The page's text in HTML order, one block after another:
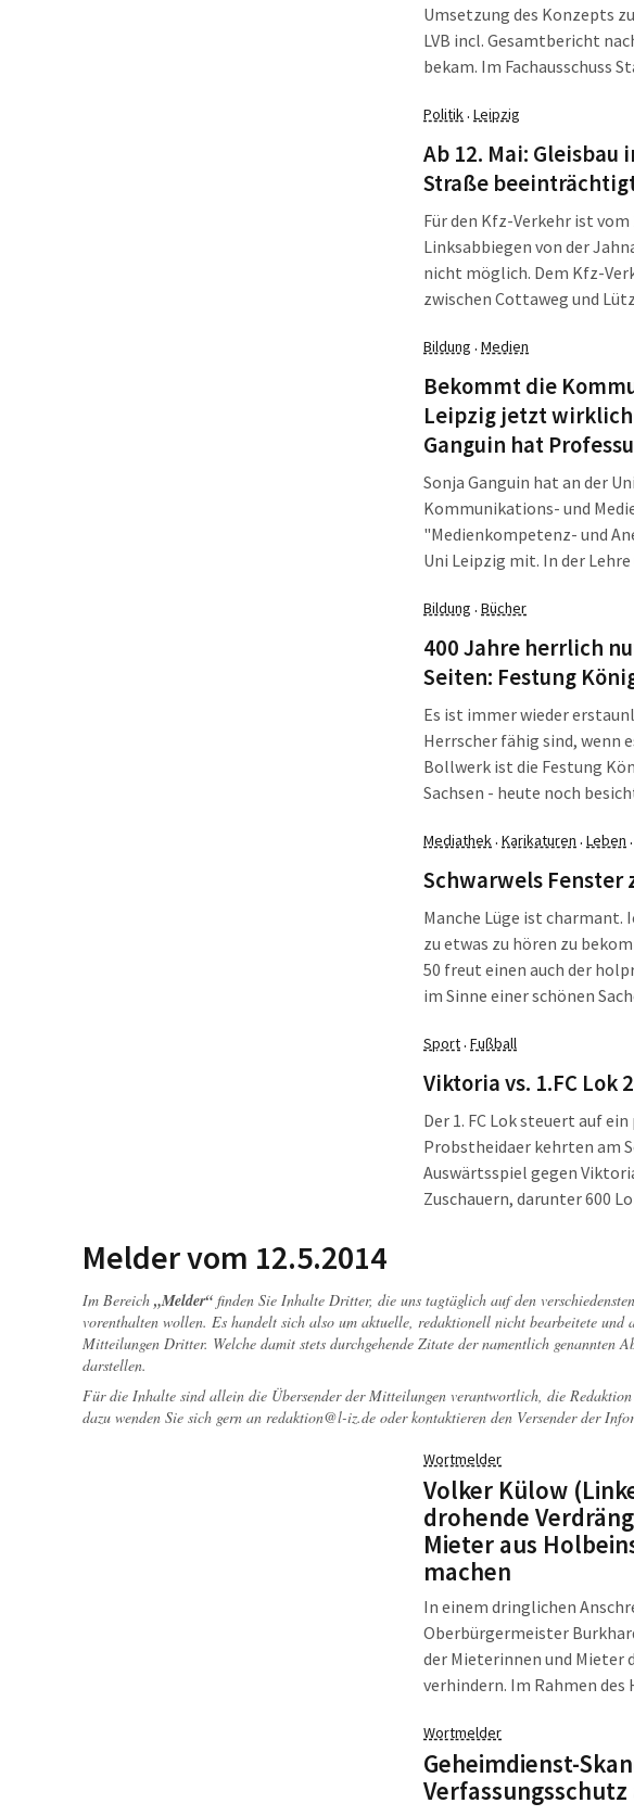
Umsetzung des Konzepts
LVB incl. Gesamtbericht
bekam. Im Fachausschuss
hat, schaut hinein wie ein
man nicht.
Politik· Leipzig
Ab 12. Mai:
Straße
Für den Kfz-Verkehr ist vom
Linksabbiegen von der
nicht möglich. Dem Kfz-
zwischen Cottaweg und
führt über Am Sportforum,
Straße. Es ist mit Stau zu
Bildung · Medien
Bekommt die
Leipzig jetzt wirklich
Ganguin hat
Sonja Ganguin hat an der
Kommunikations- und
"Medienkompetenz- und
Uni Leipzig mit. In der
Medienwissenschaft.
Bildung · Bücher
400 Jahre herrlich
Seiten: Festung
Es ist immer wieder
Herrscher fähig sind, wenn
Bollwerk ist die Festung
Sachsen - heute noch
Mediathek· Karikaturen · Leben ·
Schwarwels Fenster
Manche Lüge ist charmant.
zu etwas zu hören zu
50 freut einen auch der
im Sinne einer schönen
Perlenkette mal wieder
mehr charmant, wenn links
dieser ist eine ernsthafte
Lügner ohne satirische
Sport· Fußball
Viktoria vs. 1.FC Lok
Der 1. FC Lok steuert auf
Probstheidaer kehrten am
Auswärtsspiel gegen
Zuschauern, darunter 600
Melder vom 12.5.2014
Im Bereich „Melder“ finden Sie Inhalte Dritter, die uns tagtäglich auf den
vorenthalten wollen. Es handelt sich also um aktuelle, redaktionell nicht bearbeitete
Mitteilungen Dritter. Welche damit stets durchgehende Zitate der namentlich genannten
darstellen.
Für die Inhalte sind allein die Übersender der Mitteilungen verantwortlich, die
dazu wenden Sie sich gern an redaktion@l-iz.de oder kontaktieren den Versender der
Wortmelder
Volker Külow
drohende
Mieter aus
machen
In einem dringlichen
Oberbürgermeister
der Mieterinnen und Mieter
verhindern. Im Rahmen
dortigen Mieterinnen und
vom Vermieter aus ihren
Jahren wohnen - nunmehr
Wortmelder
Geheimdienst-